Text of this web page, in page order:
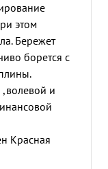
этом
Бережет
борется с
и
Красная